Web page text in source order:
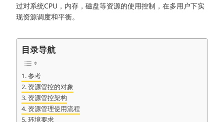
过对系统CPU，内存，磁盘等资源的使用控制，在多用户下实
现资源调度和平衡。
目录导航
参考
资源管控的对象
资源管控架构
资源管理使用流程
环境要求